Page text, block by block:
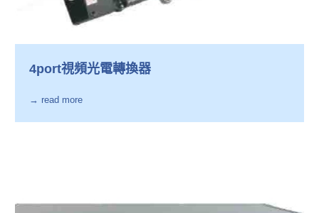
4port視頻光電轉換器
→ read more